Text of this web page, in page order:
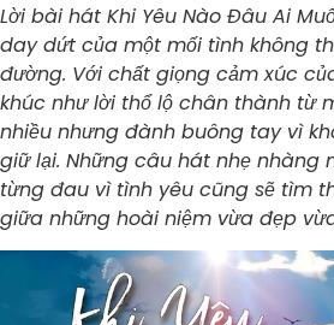
Lời bài hát Khi Yêu Nào Đâu Ai
day dứt của một mối tình không
đường. Với chất giọng cảm xúc
khúc như lời thổ lộ chân thành từ
nhiều nhưng đành buông tay vì
giữ lại. Những câu hát nhẹ nhàng
từng đau vì tình yêu cũng sẽ tìm
giữa những hoài niệm vừa đẹp